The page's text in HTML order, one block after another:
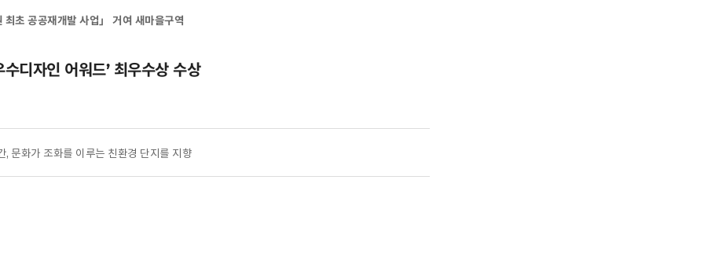
최초 공공재개발 사업」거여 새마을구역
수디자인 어워드’ 최우수상 수상
, 문화가 조화를 이루는 친환경 단지를 지향